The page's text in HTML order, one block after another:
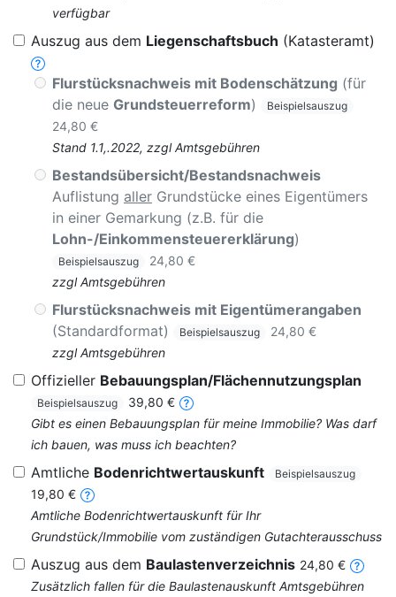
verfügbar
Auszug aus dem Liegenschaftsbuch (Katasteramt)
Flurstücksnachweis mit Bodenschätzung (für
die neue Grundsteuerreform) Beispielsauszug
24,80 €
Stand 1.1,.2022, zzgl Amtsgebühren
Bestandsübersicht/Bestandsnachweis
Auflistung aller Grundstücke eines Eigentümers
in einer Gemarkung (z.B. für die
Lohn-/Einkommensteuererklärung)
Beispielsauszug
24,80 €
zzgl Amtsgebühren
Flurstücksnachweis mit Eigentümerangaben
(Standardformat)
Beispielsauszug
24,80 €
zzgl Amtsgebühren
Offizieller Bebauungsplan/Flächennutzungsplan
Beispielsauszug
39,80 €
Gibt es einen Bebauungsplan für meine Immobilie? Was darf
ich bauen, was muss ich beachten?
Amtliche Bodenrichtwertauskunft Beispielsauszug
19,80 €
Amtliche Bodenrichtwertauskunft für Ihr
Grundstück/Immobilie vom zuständigen Gutachterausschuss
Auszug aus dem Baulastenverzeichnis 24,80 €
Zusätzlich fallen für die Baulastenauskunft Amtsgebühren